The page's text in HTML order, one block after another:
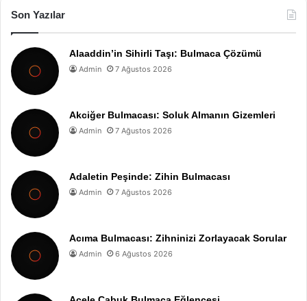
Son Yazılar
Alaaddin’in Sihirli Taşı: Bulmaca Çözümü
Admin 7 Ağustos 2026
Akciğer Bulmacası: Soluk Almanın Gizemleri
Admin 7 Ağustos 2026
Adaletin Peşinde: Zihin Bulmacası
Admin 7 Ağustos 2026
Acıma Bulmacası: Zihninizi Zorlayacak Sorular
Admin 6 Ağustos 2026